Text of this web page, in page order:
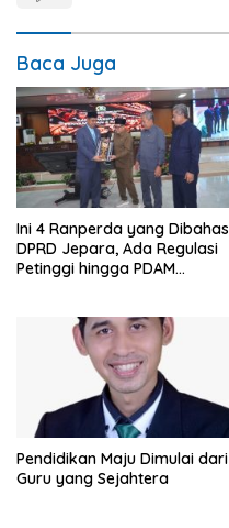
Baca Juga
Ini 4 Ranperda yang Dibahas
DPRD Jepara, Ada Regulasi
Petinggi hingga PDAM
Pendidikan Maju Dimulai dari
Guru yang Sejahtera